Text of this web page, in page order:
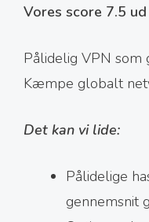
Vores score 7.5
Pålidelig VPN som
Kæmpe globalt
Det kan vi lide:
Pålidelige
gennemsnit